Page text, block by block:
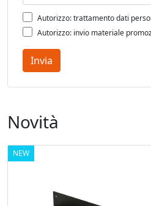
Autorizzo: trattamento dati
Autorizzo: invio materiale
Invia
Novità
NEW